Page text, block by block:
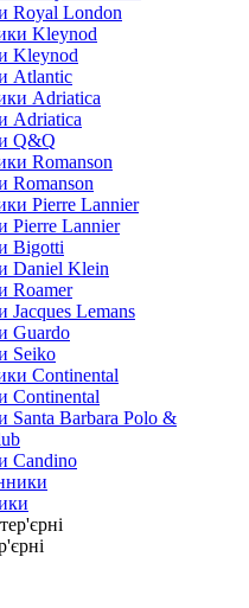
Royal London
Kleynod
Atlantic
Adriatica
Q&Q
Romanson
Pierre Lannier
Bigotti
Daniel Klein
Roamer
Jacques Lemans
Guardo
Seiko
Continental
Santa Barbara Polo &
Candino